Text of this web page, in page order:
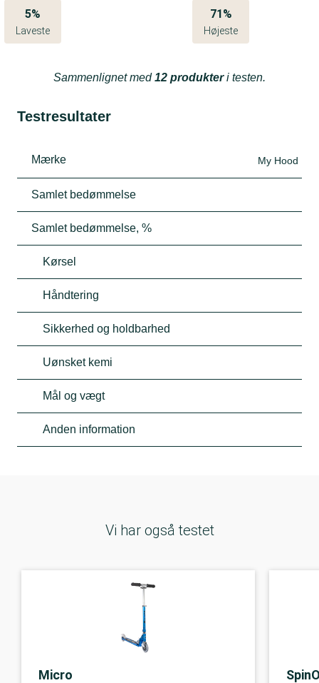
5%
Laveste
71%
Højeste
Sammenlignet med12 produkteri testen.
Testresultater
Mærke My Hood
Samlet bedømmelse
Samlet bedømmelse, %
Kørsel
Håndtering
Sikkerhed og holdbarhed
Uønsket kemi
Mål og vægt
Anden information
Vi har også testet
Micro